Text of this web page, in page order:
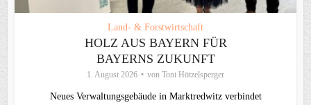
Land- & Forstwirtschaft
HOLZ AUS BAYERN FÜR
BAYERNS ZUKUNFT
1. August 2026 von Toni Hötzelsperger
Neues Verwaltungsgebäude in Marktredwitz verbindet